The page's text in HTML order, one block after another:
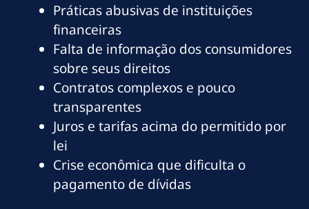
Práticas abusivas de instituições
financeiras
Falta de informação dos consumidores
sobre seus direitos
Contratos complexos e pouco
transparentes
Juros e tarifas acima do permitido por
lei
Crise econômica que dificulta o
pagamento de dívidas